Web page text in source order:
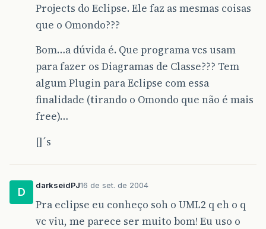
Projects do Eclipse. Ele faz as mesmas coisas
que o Omondo???
Bom…a dúvida é. Que programa vcs usam
para fazer os Diagramas de Classe??? Tem
algum Plugin para Eclipse com essa
finalidade (tirando o Omondo que não é mais
free)…
[]´s
D
darkseidPJ16 de set. de 2004
Pra eclipse eu conheço soh o UML2 q eh o q
vc viu, me parece ser muito bom! Eu uso o